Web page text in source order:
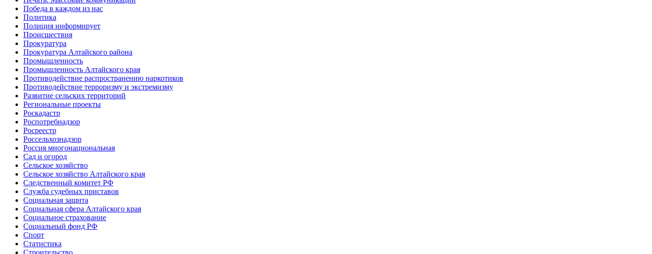
Победа в каждом из нас
Политика
Полиция информирует
Происшествия
Прокуратура
Прокуратура Алтайского района
Промышленность
Промышленность Алтайского края
Противодействие распространению наркотиков
Противодействие терроризму и экстремизму
Развитие сельских территорий
Региональные проекты
Роскадастр
Роспотребнадзор
Росреестр
Россельхознадзор
Россия многонациональная
Сад и огород
Сельское хозяйство
Сельское хозяйство Алтайского края
Следственный комитет РФ
Служба судебных приставов
Социальная защита
Социальная сфера Алтайского края
Социальное страхование
Социальный фонд РФ
Спорт
Статистика